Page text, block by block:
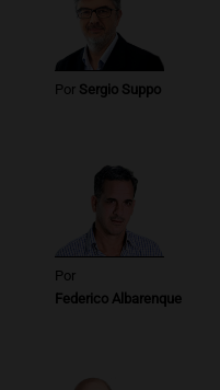
Por Sergio Suppo
Por
Federico Albarenque